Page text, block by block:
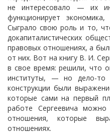
не интересовало — их
функционирует
Сыграло свою роль и то,
докапиталистических
правовых отношениях, а
от них. Вот на книгу В. И.
в свое время: решили, что
институты, — но дело-
конструкции были
которые сами на первый
работе Сергеевича можно
отношения, которые
отношениях.